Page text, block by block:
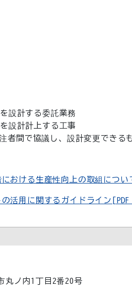
設計する委託業務
設計計上する工事
間で協議し、設計変更できる
おける生産性向上の取組につい
活用に関するガイドライン[PDF
丸ノ内1丁目2番20号